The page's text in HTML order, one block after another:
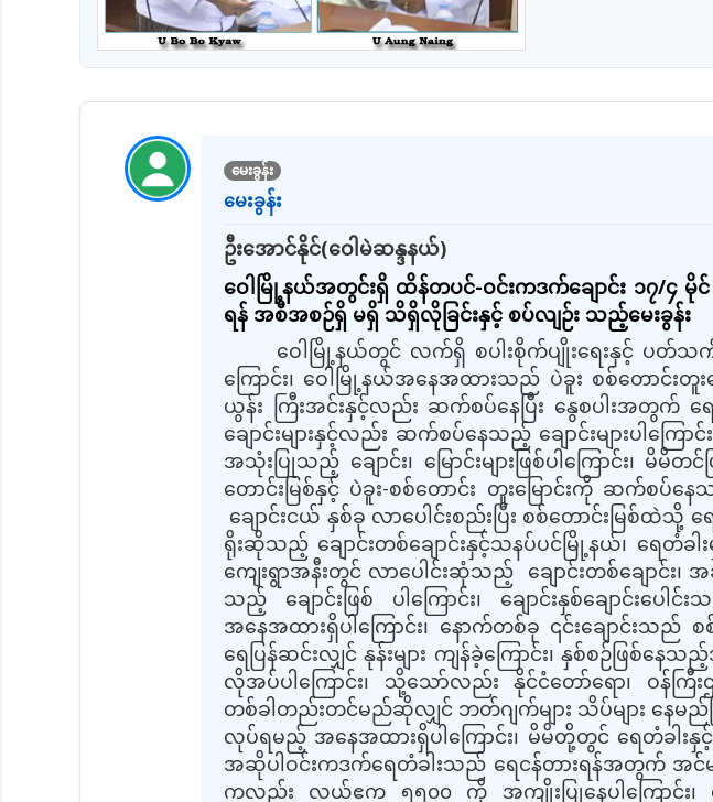
မေးခွန်း
မေးခွန်း
ဦးအောင်နိုင်(ဝေါမဲဆန္ဒနယ်)
ဝေါမြို့နယ်အတွင်းရှိ ထိန်တပင်-ဝင်းကဒက်ချောင်း ၁၇/၄ မို
ရန် အစီအစဉ်ရှိ မရှိ သိရှိလိုခြင်းနှင့် စပ်လျဉ်း သည့်မေးခွန်း
ဝေါမြို့နယ်တွင် လက်ရှိ စပါးစိုက်ပျိုးရေးနှင့် ပတ်သက်၍
ကြောင်း၊ ဝေါမြို့နယ်အနေအထားသည် ပဲခူး စစ်တောင်းတူ
ယွန်း ကြီးအင်းနှင့်လည်း ဆက်စပ်နေပြီး နွေစပါးအတွက် ရ
ချောင်း‌များနှင့်လည်း ဆက်စပ်နေသည့် ချောင်းများပါကြ
အသုံးပြုသည့် ချောင်း၊ မြောင်းများဖြစ်ပါကြောင်း
တောင်းမြစ်နှင့် ပဲခူး-စစ်တောင်း တူးမြောင်းကို ဆက်စပ်နေသ
ချောင်းငယ် နှစ်ခု လာပေါင်းစည်းပြီး စစ်တောင်းမြစ်ထဲ
ရိုးဆိုသည့် ချောင်းတစ်ချောင်းနှင့်သနပ်ပင်မြို့နယ်၊ ရေတံ
ကျေးရွာအနီးတွင် လာပေါင်းဆုံသည့် ချောင်းတစ်ချောင်း၊
သည့် ချောင်းဖြစ် ပါကြောင်း၊ ချောင်းနှစ်ချောင်
အနေအထားရှိပါကြောင်း၊ နောက်တစ်ခု ၎င်းချောင်းသည်
ရေပြန်ဆင်းလျှင် နုန်းများ ကျန်ခဲ့ကြောင်း၊ နှစ်စဉ်ဖြစ်နေ
လိုအပ်ပါကြောင်း၊ သို့သော်လည်း နိုင်ငံတော်ရော၊ ဝန်ကြီ
တစ်ခါတည်းတင်မည်ဆိုလျှင် ဘတ်ဂျက်များ သိပ်များ နေမည်ဖြ
လုပ်ရမည့် အနေအထားရှိပါကြောင်း၊ မိမိတို့တွင် ရေတံခါးနှင့်စ
အဆိုပါဝင်းကဒက်ရေတံခါးသည် ရေငန်တားရန်အတွက် အ
ကလည်း လယ်ဧက ၅၅၀၀ ကို အကျိုးပြုနေပါကြောင်း၊ ရ